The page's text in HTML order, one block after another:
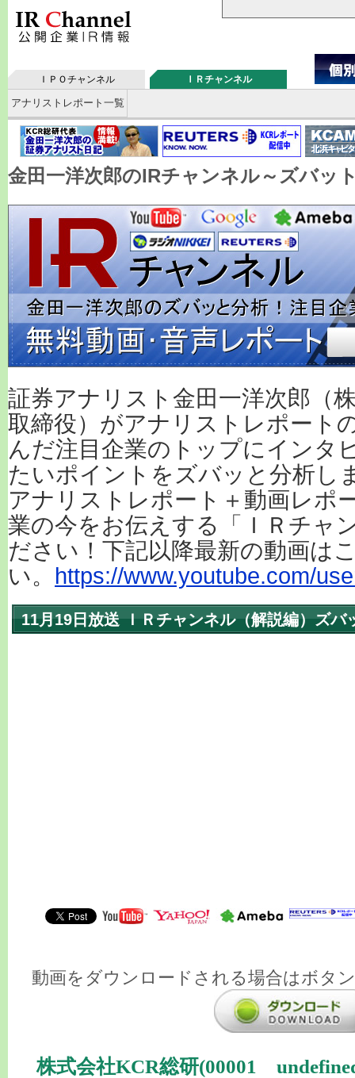
ＩＰＯチャンネル ＩＲチャンネル
アナリストレポート一覧
金田一洋次郎のIRチャンネル～ズバッ
証券アナリスト金田一洋次郎（
取締役）がアナリストレポート
んだ注目企業のトップにインタ
たいポイントをズバッと分析し
アナリストレポート＋動画レポ
業の今をお伝えする「ＩＲチャ
ださい！下記以降最新の動画は
い。 https://www.youtube.com/
11月19日放送 ＩＲチャンネル（解説編）ズバ
動画をダウンロードされる場合はボタ
株式会社KCR総研(00001